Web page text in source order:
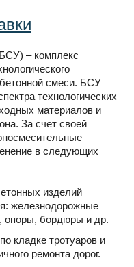
– комплекс
смеси. БСУ
технологических
материалов и
За счет своей
в следующих
изделий
железнодорожные
опоры, бордюры и др.
кладке тротуаров и
ремонта дорог.